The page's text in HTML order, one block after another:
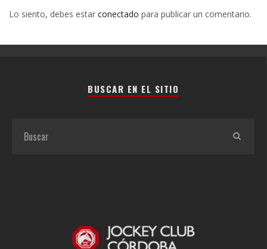
Lo siento, debes estar conectado para publicar un comentario.
BUSCAR EN EL SITIO